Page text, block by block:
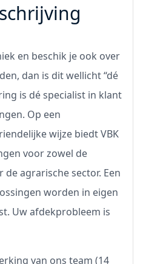
en beschik je ook over
dan is dit wellicht “dé
is dé specialist in klant
Op een
wijze biedt VBK
voor zowel de
agrarische sector. Een
worden in eigen
Uw afdekprobleem is
van ons team (14